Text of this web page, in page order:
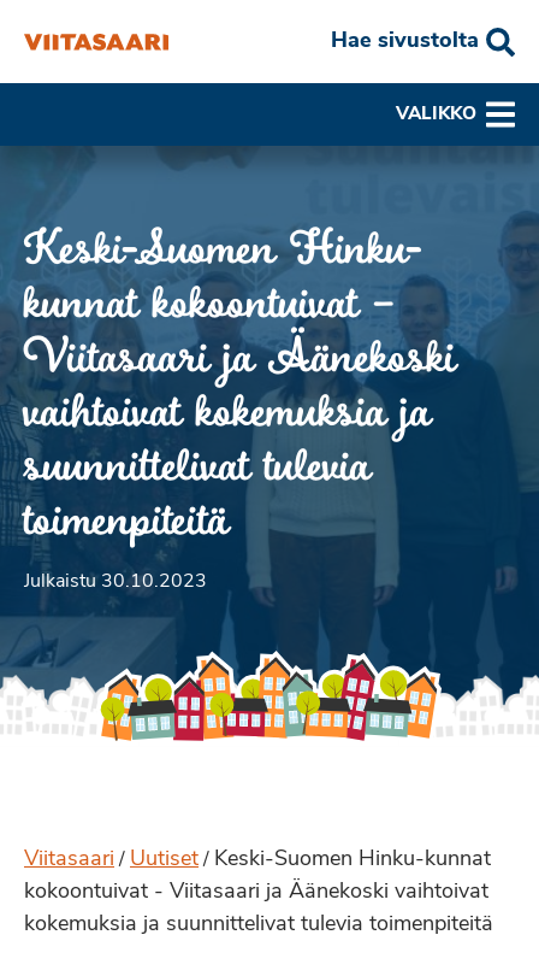
Hae sivustolta
VALIKKO
Keski-Suomen Hinku-
kunnat kokoontuivat –
Viitasaari ja Äänekoski
vaihtoivat kokemuksia ja
suunnittelivat tulevia
toimenpiteitä
Julkaistu 30.10.2023
Viitasaari / Uutiset / Keski-Suomen Hinku-kunnat
kokoontuivat - Viitasaari ja Äänekoski vaihtoivat
kokemuksia ja suunnittelivat tulevia toimenpiteitä